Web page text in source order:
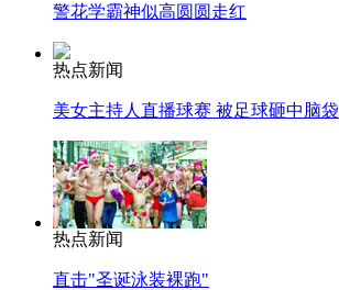
纽约上演“枕头大战”
司机酒驾遇交警 急速倒车逃窜
警花学霸神似高圆圆走红
热点新闻
美女主持人直播球赛 被足球砸中脑袋
热点新闻
直击"圣诞泳装裸跑"